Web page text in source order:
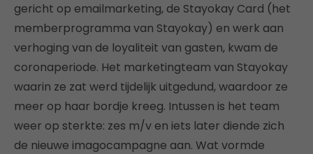
gericht op emailmarketing, de Stayokay Card (het
memberprogramma van Stayokay) en werk aan
verhoging van de loyaliteit van gasten, kwam de
coronaperiode. Het marketingteam van Stayokay
waarin ze zat werd tijdelijk uitgedund, waardoor ze
meer op haar bordje kreeg. Intussen is het team
weer op sterkte: zes m/v en iets later diende zich
de nieuwe imagocampagne aan. Wat vormde